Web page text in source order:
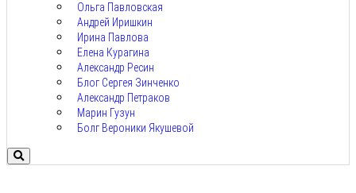
Ольга Павловская
Андрей Иришкин
Ирина Павлова
Елена Курагина
Александр Ресин
Блог Сергея Зинченко
Александр Петраков
Марин Гузун
Болг Вероники Якушевой